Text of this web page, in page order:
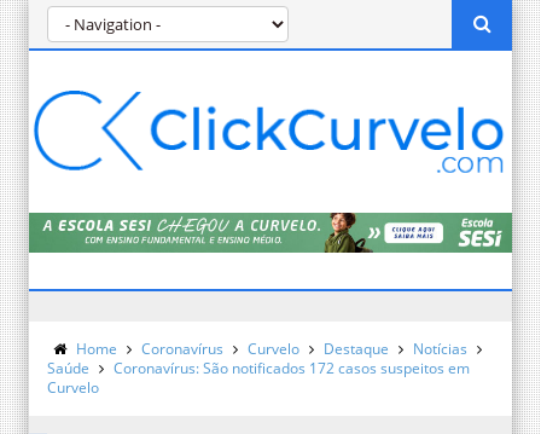
Home Coronavírus Curvelo Destaque
Notícias
Saúde
Coronavírus: São notificados 172 casos suspeitos em
Curvelo